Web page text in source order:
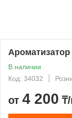
В наличии
Код: 34032
от 4 200 ₸/